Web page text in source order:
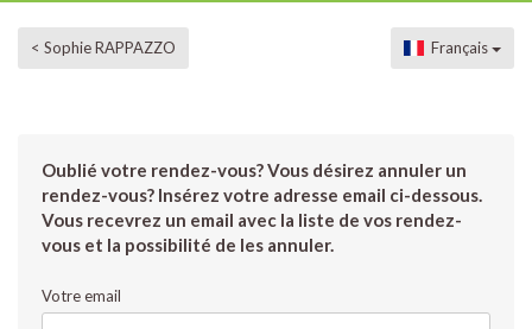
< Sophie RAPPAZZO Français
Oublié votre rendez-vous? Vous désirez annuler un
rendez-vous? Insérez votre adresse email ci-dessous.
Vous recevrez un email avec la liste de vos rendez-
vous et la possibilité de les annuler.
Votre email